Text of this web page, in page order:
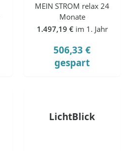
MEIN STROM relax 24
Monate
1.497,19 € im 1. Jahr
506,33 €
gespart
LichtBlick